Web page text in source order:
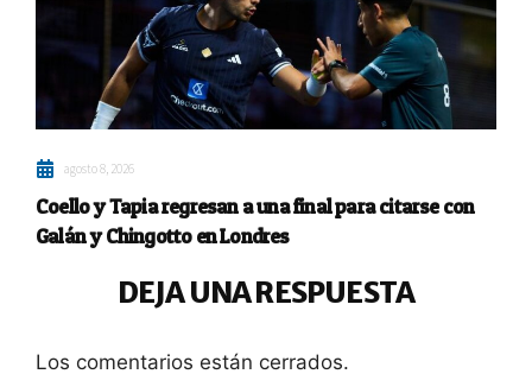
agosto 8, 2026
Coello y Tapia regresan a una final para citarse con
Galán y Chingotto en Londres
DEJA UNA RESPUESTA
Los comentarios están cerrados.